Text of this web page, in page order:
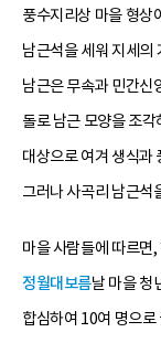
풍수지리상 마을 형상
남근석을 세워 지세의
남근은 무속과 민간신
돌로 남근 모양을 조
대상으로 여겨 생식과
그러나 사곡리 남근석
마을 사람들에 따르면
정월대보름날 마을 청
합심하여 10여 명으